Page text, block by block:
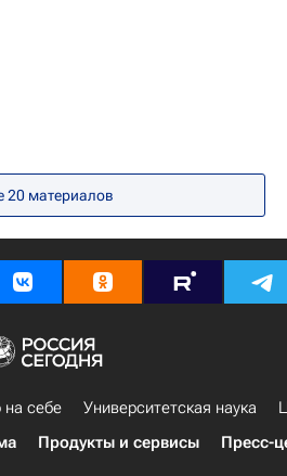
20 материалов
на себе Университетская наука
Продукты и сервисы Пресс-